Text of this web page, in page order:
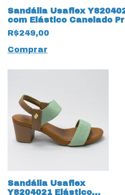
Sandália Usaflex
com Elástico Canelado
R$249,00
Comprar
Sandália Usaflex
Y8204021 Elástico